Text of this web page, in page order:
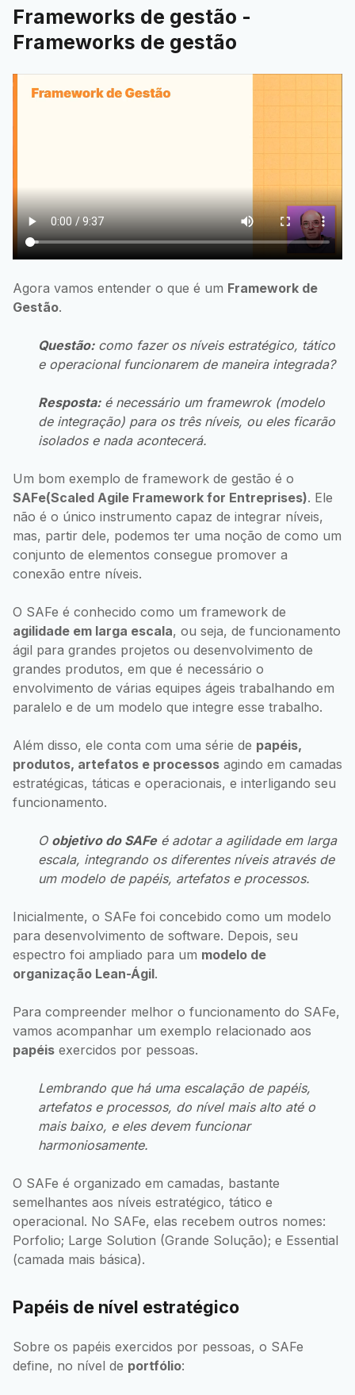
Frameworks de gestão -
Frameworks de gestão
Agora vamos entender o que é um Framework de
Gestão.
Questão:como fazer os níveis estratégico, tático
e operacional funcionarem de maneira integrada?
Resposta:é necessário um framewrok (modelo
de integração) para os três níveis, ou eles ficarão
isolados e nada acontecerá.
Um bom exemplo de framework de gestão é o
SAFe(Scaled Agile Framework for Entreprises). Ele
não é o único instrumento capaz de integrar níveis,
mas, partir dele, podemos ter uma noção de como um
conjunto de elementos consegue promover a
conexão entre níveis.
O SAFe é conhecido como um framework de
agilidade em larga escala, ou seja, de funcionamento
ágil para grandes projetos ou desenvolvimento de
grandes produtos, em que é necessário o
envolvimento de várias equipes ágeis trabalhando em
paralelo e de um modelo que integre esse trabalho.
Além disso, ele conta com uma série de papéis,
produtos, artefatos e processos agindo em camadas
estratégicas, táticas e operacionais, e interligando seu
funcionamento.
O objetivo do SAFeé adotar a agilidade em larga
escala, integrando os diferentes níveis através de
um modelo de papéis, artefatos e processos.
Inicialmente, o SAFe foi concebido como um modelo
para desenvolvimento de software. Depois, seu
espectro foi ampliado para um modelo de
organização Lean-Ágil.
Para compreender melhor o funcionamento do SAFe,
vamos acompanhar um exemplo relacionado aos
papéis exercidos por pessoas.
Lembrando que há uma escalação de papéis,
artefatos e processos, do nível mais alto até o
mais baixo, e eles devem funcionar
harmoniosamente.
O SAFe é organizado em camadas, bastante
semelhantes aos níveis estratégico, tático e
operacional. No SAFe, elas recebem outros nomes:
Porfolio; Large Solution (Grande Solução); e Essential
(camada mais básica).
Papéis de nível estratégico
Sobre os papéis exercidos por pessoas, o SAFe
define, no nível de portfólio: